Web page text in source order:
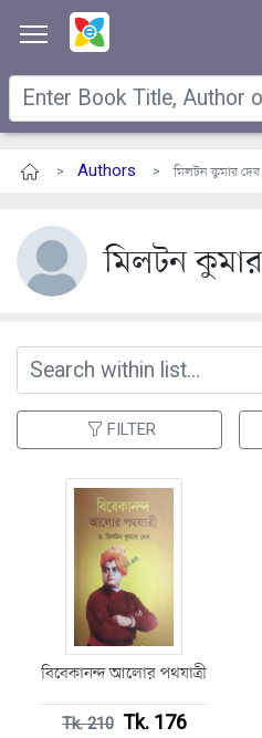
> Authors > মিলটন কুমার দেব
মিলটন
FILTER
বিবেকানন্দ আলোর পথযাত্রী
Tk. 210Tk. 176